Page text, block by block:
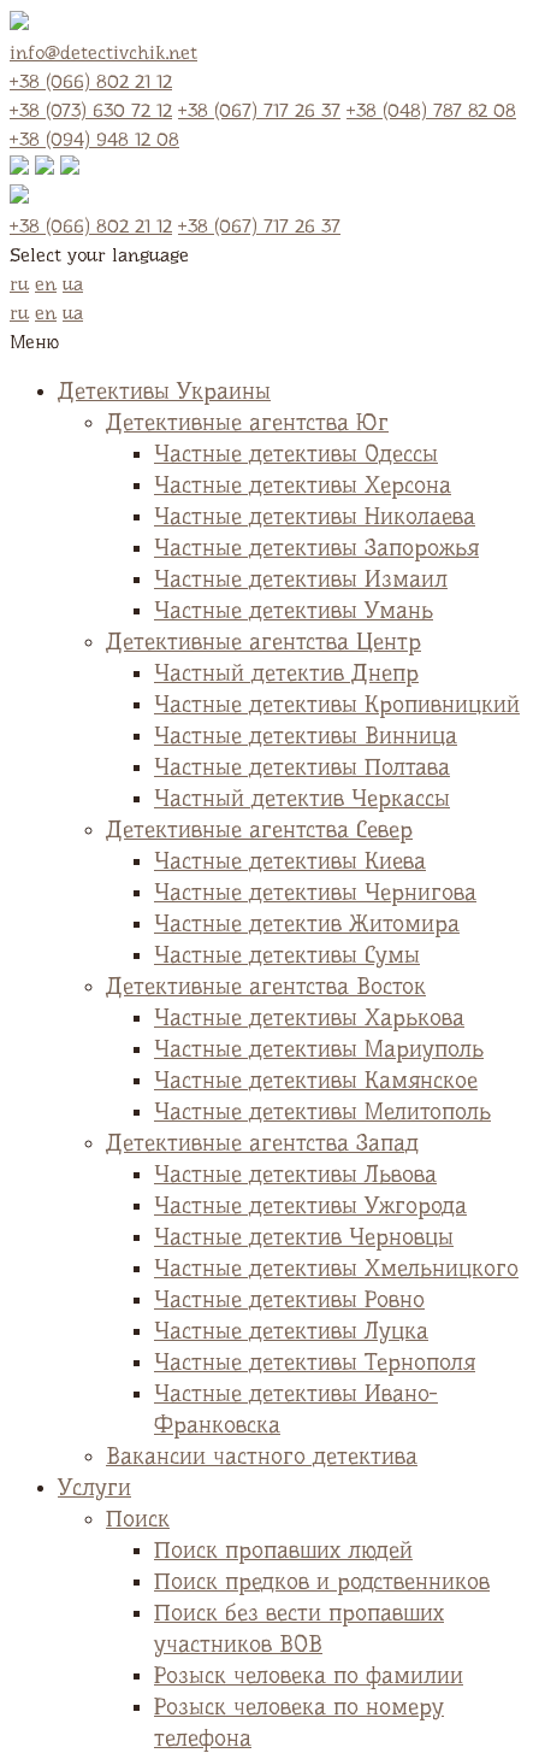
info@detectivchik.net
+38 (066) 802 21 12
+38 (073) 630 72 12 +38 (067) 717 26 37 +38 (048) 787 82 08
+38 (094) 948 12 08
+38 (066) 802 21 12 +38 (067) 717 26 37
Select your language
ru en ua
ru en ua
Меню
Детективы Украины
Детективные агентства Юг
Частные детективы Одессы
Частные детективы Херсона
Частные детективы Николаева
Частные детективы Запорожья
Частные детективы Измаил
Частные детективы Умань
Детективные агентства Центр
Частный детектив Днепр
Частные детективы Кропивницкий
Частные детективы Винница
Частные детективы Полтава
Частный детектив Черкассы
Детективные агентства Север
Частные детективы Киева
Частные детективы Чернигова
Частные детектив Житомира
Частные детективы Сумы
Детективные агентства Восток
Частные детективы Харькова
Частные детективы Мариуполь
Частные детективы Камянское
Частные детективы Мелитополь
Детективные агентства Запад
Частные детективы Львова
Частные детективы Ужгорода
Частные детектив Черновцы
Частные детективы Хмельницкого
Частные детективы Ровно
Частные детективы Луцка
Частные детективы Тернополя
Частные детективы Ивано-
Франковска
Вакансии частного детектива
Услуги
Поиск
Поиск пропавших людей
Поиск предков и родственников
Поиск без вести пропавших
участников ВОВ
Розыск человека по фамилии
Розыск человека по номеру
телефона